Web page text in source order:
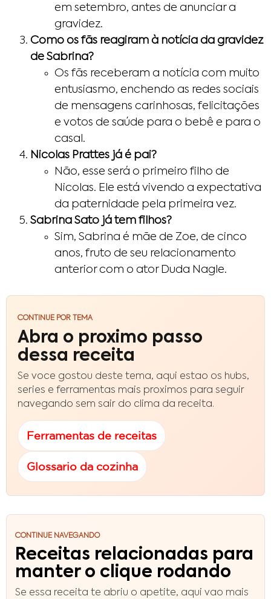
em setembro, antes de anunciar a
gravidez.
Como os fãs reagiram à notícia da gravidez
de Sabrina?
Os fãs receberam a notícia com muito
entusiasmo, enchendo as redes sociais
de mensagens carinhosas, felicitações
e votos de saúde para o bebê e para o
casal.
Nicolas Prattes já é pai?
Não, esse será o primeiro filho de
Nicolas. Ele está vivendo a expectativa
da paternidade pela primeira vez.
Sabrina Sato já tem filhos?
Sim, Sabrina é mãe de Zoe, de cinco
anos, fruto de seu relacionamento
anterior com o ator Duda Nagle.
CONTINUE POR TEMA
Abra o proximo passo
dessa receita
Se voce gostou deste tema, aqui estao os hubs,
series e ferramentas mais proximos para seguir
navegando sem sair do clima da receita.
Ferramentas de receitas
Glossario da cozinha
CONTINUE NAVEGANDO
Receitas relacionadas para
manter o clique rodando
Se essa receita te abriu o apetite, aqui vao mais